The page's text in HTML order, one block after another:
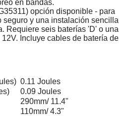
en bandas.
opción disponible - para
seguro y una instalación sencilla
Requiere seis baterías 'D' o una
Incluye cables de batería de
0.11 Joules
0.09 Joules
290mm/ 11.4"
110mm/ 4.3"